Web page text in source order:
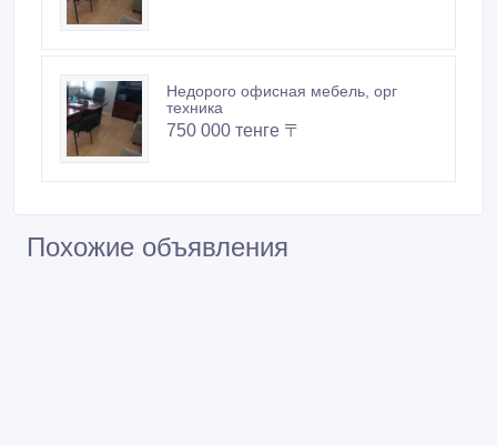
Недорого офисная мебель, орг
техника
750 000 тенге 〒
Похожие объявления